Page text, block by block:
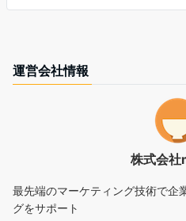
運営会社情報
株式会
最先端のマーケティング技術で企
グをサポート